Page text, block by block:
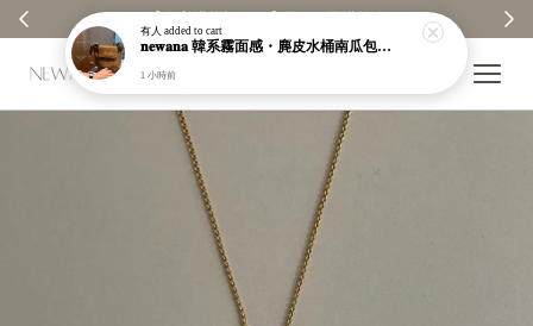
有人 added to cart
𝐧𝐞𝐰𝐚𝐧𝐚 韓系霧面感・麂皮水桶南瓜包｜通勤日常包｜高級皮革｜現貨＋預購【nk62】
1 小時前